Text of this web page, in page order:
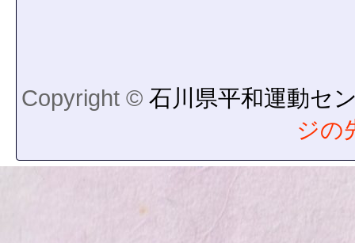
Copyright © 石川県平和運動セ
ジの